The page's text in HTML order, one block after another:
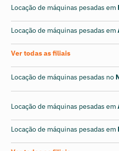
Locação de máquinas pesadas em
Locação de máquinas pesadas em
Ver todas as filiais
Locação de máquinas pesadas no
Locação de máquinas pesadas em
Locação de máquinas pesadas em